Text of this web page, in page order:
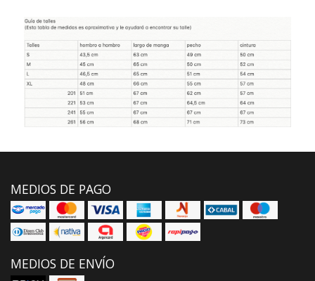
MEDIOS DE PAGO
MEDIOS DE ENVÍO